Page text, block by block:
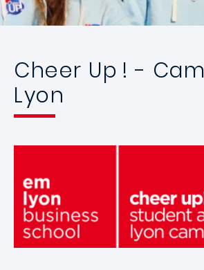
Cheer Up ! -
Lyon